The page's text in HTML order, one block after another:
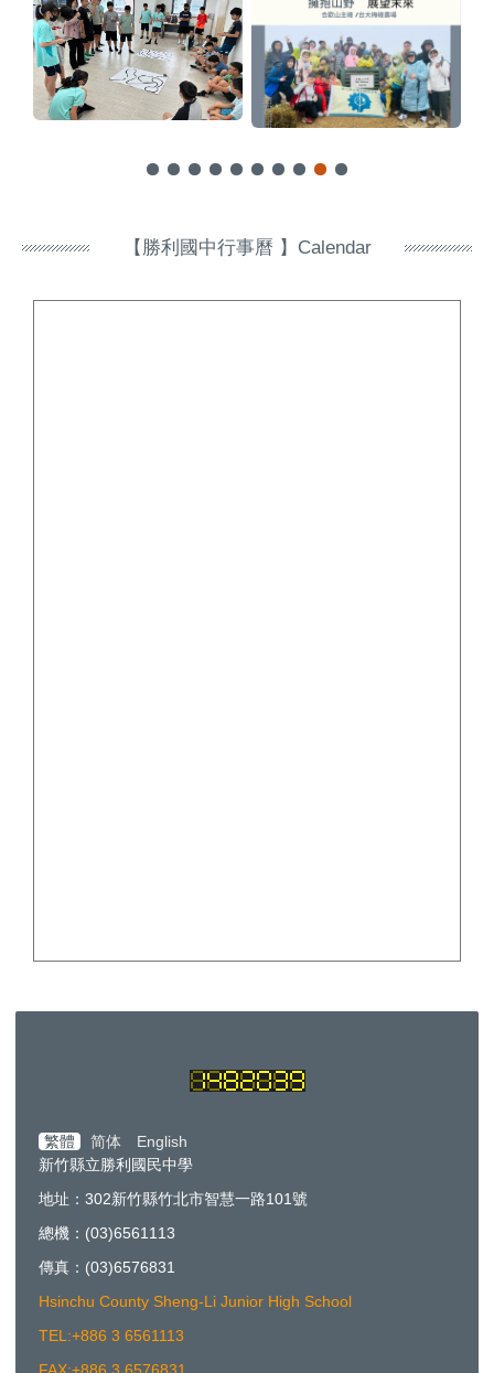
【勝利國中行事曆 】Calendar
繁體 简体
English
新竹縣立勝利國民中學
地址：302新竹縣竹北市智慧一路101號
總機：(03)6561113
傳真：(03)6576831
Hsinchu County Sheng-Li Junior High School
TEL:+886 3 6561113
FAX:+886 3 6576831